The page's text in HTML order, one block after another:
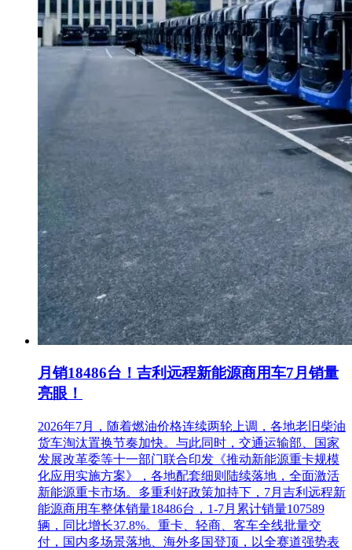
月销18486台！吉利远程新能源商用车7月销量
亮眼！
2026年7月，随着燃油价格连续两轮上调，各地老旧柴油
货车淘汰置换节奏加快。与此同时，交通运输部、国家
发展改革委等十一部门联合印发《推动新能源重卡规模
化应用实施方案》，各地配套细则陆续落地，全面激活
新能源重卡市场。多重利好政策加持下，7月吉利远程新
能源商用车整体销量18486台，1-7月累计销量107589
辆，同比增长37.8%。重卡、轻商、客车全线批量交
付，国内多场景落地、海外多国登顶，以全赛道强势表